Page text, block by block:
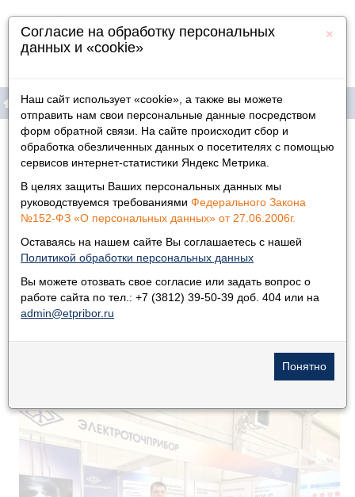
×
Согласие на обработку персональных
данных и «cookie»
Наш сайт использует «cookie», а также вы можете
отправить нам свои персональные данные посредством
форм обратной связи. На сайте происходит сбор и
обработка обезличенных данных о посетителях с помощью
сервисов интернет-статистики Яндекс Метрика.
В целях защиты Ваших персональных данных мы
руководствуемся требованиями Федерального Закона
№152-ФЗ «О персональных данных» от 27.06.2006г.
Оставаясь на нашем сайте Вы соглашаетесь с нашей
Политикой обработки персональных данных
Вы можете отозвать свое согласие или задать вопрос о
работе сайта по тел.: +7 (3812) 39-50-39 доб. 404 или на
admin@etpribor.ru
Продукция
Информация
Физическим лицам
Дилеры
Главная » Новости »
Новости
09.06.2026
Итоги выставки «Уголь России и Майнинг 2026»: новые
С 2 по 5 июня 2026 года команда предприятия
«Электроточприбор» успешно представила свою
площадок страны – международной выставке «Уголь
России и Майнинг» в Новокузнецке.
Это главное событие года для демонстрации
передовых технологий, оборудования и комплексных
решений для угольной промышленности и горного
переговоров, обменялись опытом с коллегами по